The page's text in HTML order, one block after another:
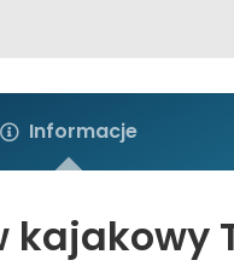
Informacje
kajakowy